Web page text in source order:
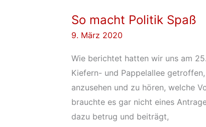
So macht Politik Spaß
9. März 2020
Wie berichtet hatten wir uns am
Kiefern- und Pappelallee
anzusehen und zu hören, welche
brauchte es gar nicht eines
dazu betrug und beiträgt,